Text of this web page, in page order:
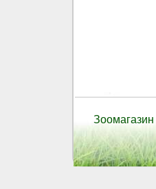
Зоомагазин